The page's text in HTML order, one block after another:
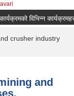
crusher industry
and